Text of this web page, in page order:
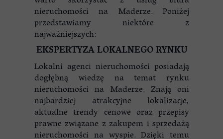
nieruchomości na Maderze. Poniżej
przedstawiamy niektóre z
najważniejszych:
EKSPERTYZA LOKALNEGO RYNKU
Lokalni agenci nieruchomości posiadają
dogłębną wiedzę na temat rynku
nieruchomości na Maderze. Znają oni
najbardziej atrakcyjne lokalizacje,
aktualne trendy cenowe oraz przepisy
prawne związane z zakupem i sprzedażą